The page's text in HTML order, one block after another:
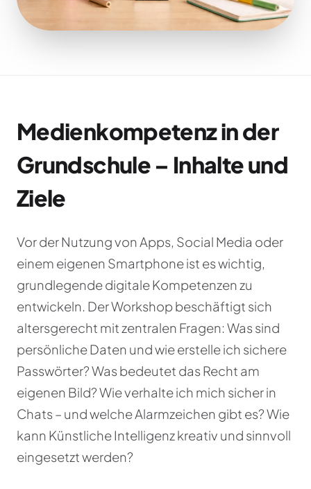
Medienkompetenz in der
Grundschule – Inhalte und
Ziele
Vor der Nutzung von Apps, Social Media oder
einem eigenen Smartphone ist es wichtig,
grundlegende digitale Kompetenzen zu
entwickeln. Der Workshop beschäftigt sich
altersgerecht mit zentralen Fragen: Was sind
persönliche Daten und wie erstelle ich sichere
Passwörter? Was bedeutet das Recht am
eigenen Bild? Wie verhalte ich mich sicher in
Chats – und welche Alarmzeichen gibt es? Wie
kann Künstliche Intelligenz kreativ und sinnvoll
eingesetzt werden?